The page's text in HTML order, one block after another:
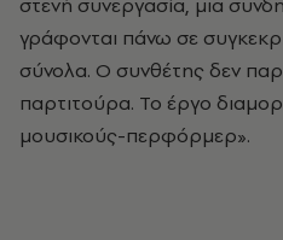
γράφονται πάνω σε
σύνολα. Ο συνθέτης δεν
παρτιτούρα. Το έργο
μουσικούς-περφόρμερ».